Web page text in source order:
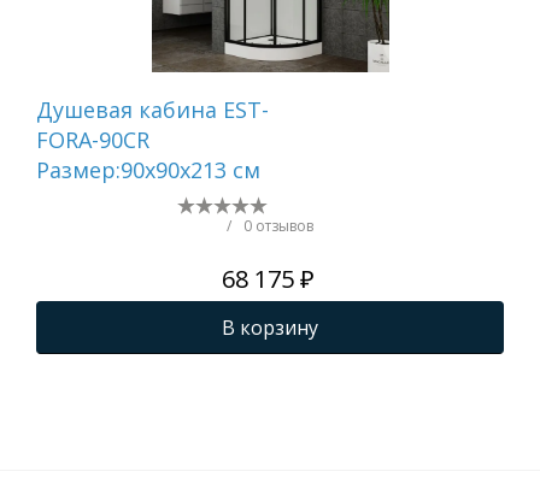
Душевая кабина EST-
FORA-90CR
Размер:90х90х213 см
/ 0 отзывов
68 175 ₽
В корзину